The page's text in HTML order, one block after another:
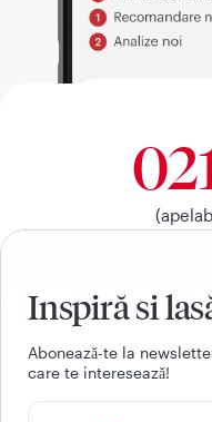
Inspiră si
Aboneazǎ-te la
care te intereseazǎ!